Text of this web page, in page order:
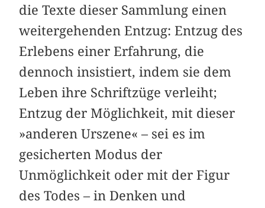
die Texte dieser Sammlung einen
weitergehenden Entzug: Entzug des
Erlebens einer Erfahrung, die
dennoch insistiert, indem sie dem
Leben ihre Schriftzüge verleiht;
Entzug der Möglichkeit, mit dieser
»anderen Ur­szene« – sei es im
gesicherten Modus der
Unmöglichkeit oder mit der Figur
des Todes – in Denken und